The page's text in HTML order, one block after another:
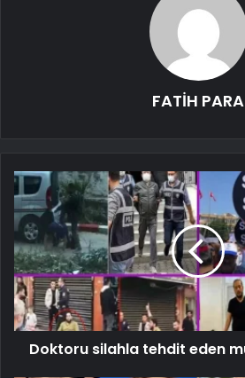
FATİH PARA
Doktoru silahla tehdit eden